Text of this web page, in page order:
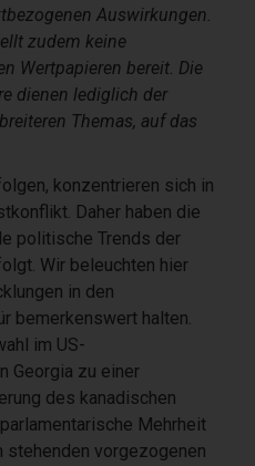
Auswirkungen.
zudem keine
Wertpapieren bereit. Die
dienen lediglich der
Themas, auf das
konzentrieren sich in
Daher haben die
politische Trends der
Wir beleuchten hier
in den
bemerkenswert halten.
im US-
Georgia zu einer
des kanadischen
Mehrheit
stehenden vorgezogenen